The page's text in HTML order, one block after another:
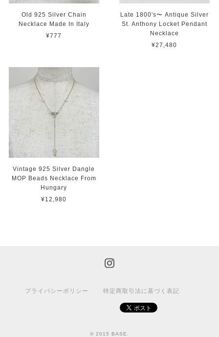
Old 925 Silver Chain
Necklace Made In Italy
¥777
Late 1800's〜 Antique Silver
St. Anthony Locket Pendant
Necklace
¥27,480
Vintage 925 Silver Dangle
MOP Beads Necklace From
Hungary
¥12,980
プライバシーポリシー 特定商取引法に基づく表記
© 2015 BASE.